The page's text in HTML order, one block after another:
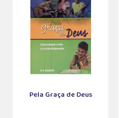
Pela Graça de Deus